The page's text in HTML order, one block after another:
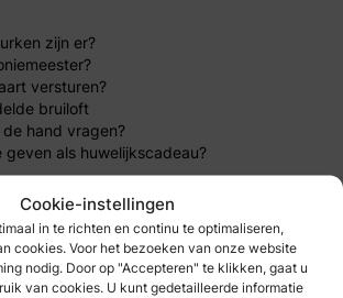
Cookie-instellingen
in te richten en continu te optimaliseren,
cookies. Voor het bezoeken van onze website
nodig. Door op "Accepteren" te klikken, gaat u
van cookies. U kunt gedetailleerde informatie
zijn er?
versturen?
bruiloft
hand vragen?
als huwelijkscadeau?